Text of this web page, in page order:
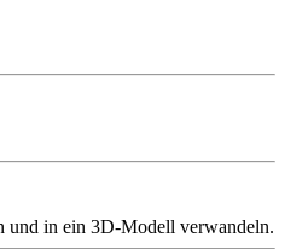
und in ein 3D-Modell verwandeln.